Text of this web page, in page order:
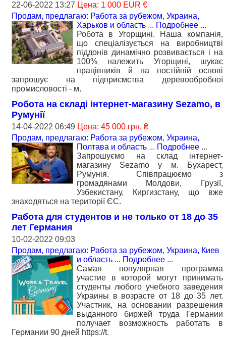
22-06-2022 13:27 Цена: 1 000 EUR €
Продам, предлагаю: Работа за рубежом, Украина,
Харьков и область ... Подробнее ...
Робота в Угорщині. Наша компанія,
що спеціалізується на виробництві
піддонів динамічно розвивається і на
100% належить Угорщині, шукає
працівників й на постійній основі
запрошує на підприємства деревообробної
промисловості - м.
Робота на складі інтернет-мaгaзину Sezamo, в
Румунії
14-04-2022 06:49 Цена: 45 000 грн. ₴
Продам, предлагаю: Работа за рубежом, Украина,
Полтава и область ... Подробнее ...
Запрошуємо на склад інтернет-
мaгaзину Sezamo у м. Бухарест,
Румунія. Співпрацюємо з
громадянами Молдови, Грузії,
Узбекистану, Киргизстану, що вже
знаходяться на території ЄС.
Работа для студентов и не только от 18 до 35
лет Германия
10-02-2022 09:03
Продам, предлагаю: Работа за рубежом, Украина, Киев
и область ... Подробнее ...
Самая популярная программа
участие в которой могут принимать
студенты любого учебного заведения
Украины в возрасте от 18 до 35 лет.
Участник, на основании разрешения
выданного биржей труда Германии
получает возможность работать в
Германии 90 дней https://t.